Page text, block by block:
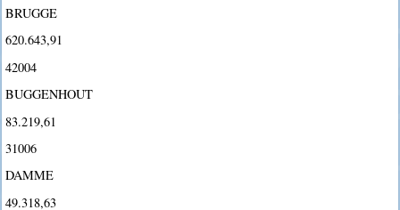
BRUGGE
620.643,91
42004
BUGGENHOUT
83.219,61
31006
DAMME
49.318,63